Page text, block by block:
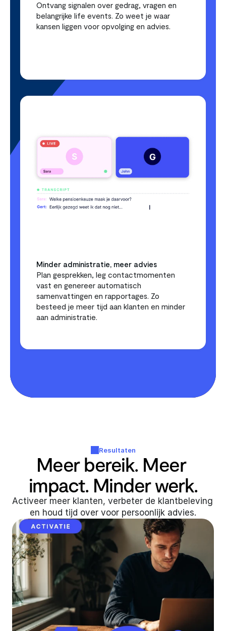
Ontvang signalen over gedrag, vragen en
belangrijke life events. Zo weet je waar
kansen liggen voor opvolging en advies.
Minder administratie, meer advies
Plan gesprekken, leg contactmomenten
vast en genereer automatisch
samenvattingen en rapportages. Zo
besteed je meer tijd aan klanten en minder
aan administratie.
Resultaten
Meer bereik. Meer
impact. Minder werk.
Activeer meer klanten, verbeter de klantbeleving
en houd tijd over voor persoonlijk advies.